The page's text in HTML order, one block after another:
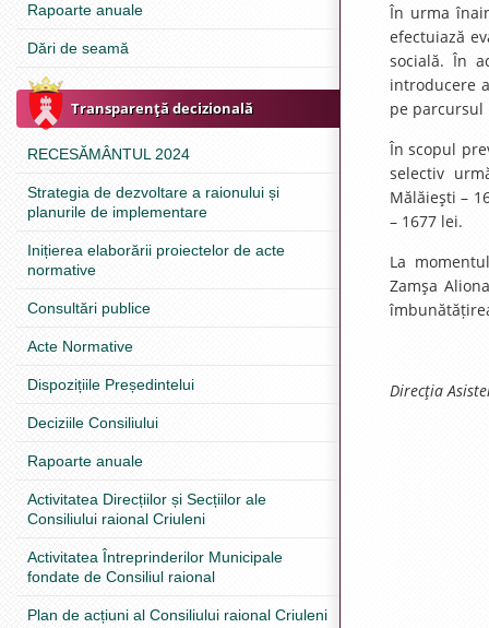
Rapoarte anuale
Dări de seamă
Transparenţă decizională
RECESĂMÂNTUL 2024
Strategia de dezvoltare a raionului și
planurile de implementare
Inițierea elaborării proiectelor de acte
normative
Consultări publice
Acte Normative
Dispozițiile Președintelui
Deciziile Consiliului
Rapoarte anuale
Activitatea Direcțiilor și Secțiilor ale
Consiliului raional Criuleni
Activitatea Întreprinderilor Municipale
fondate de Consiliul raional
Plan de acțiuni al Consiliului raional Criuleni
În urma
efectuiază
socială. În
introducere
pe parcursul
În scopul
selectiv
Mălăieşti –
– 1677 lei.
La
Zamşa
Direcţia